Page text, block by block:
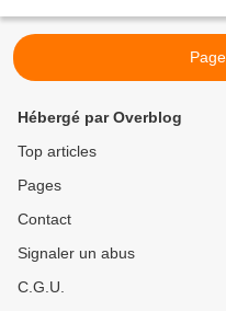
Hébergé par Overblog
Top articles
Pages
Contact
Signaler un abus
C.G.U.